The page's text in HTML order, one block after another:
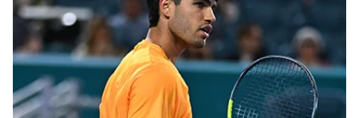
Раніше Переглянуті